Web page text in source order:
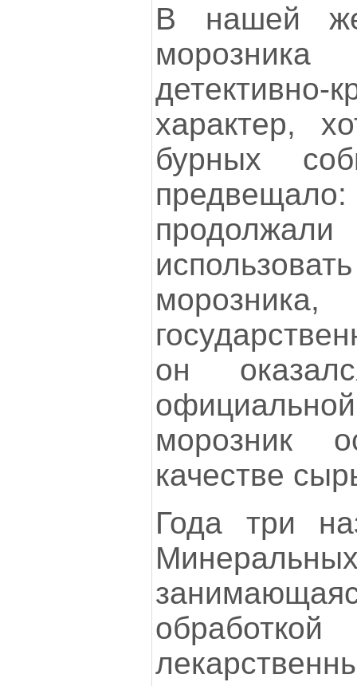
В нашей
детективно-
характер,
бурных
он
морозник
качестве
Года три